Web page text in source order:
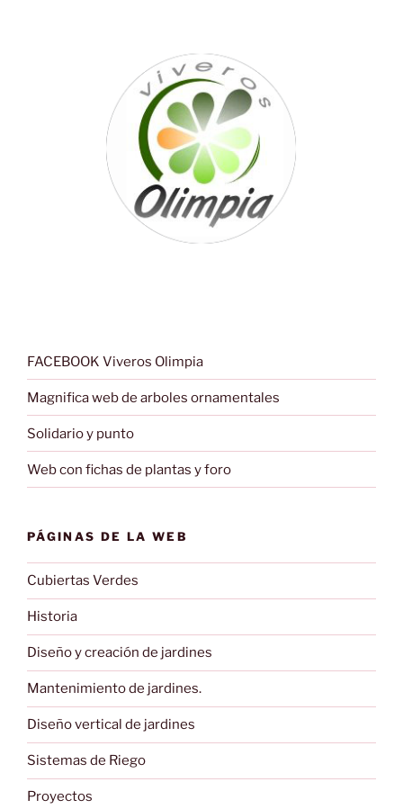
FACEBOOK Viveros Olimpia
Magnifica web de arboles ornamentales
Solidario y punto
Web con fichas de plantas y foro
PÁGINAS DE LA WEB
Cubiertas Verdes
Historia
Diseño y creación de jardines
Mantenimiento de jardines.
Diseño vertical de jardines
Sistemas de Riego
Proyectos